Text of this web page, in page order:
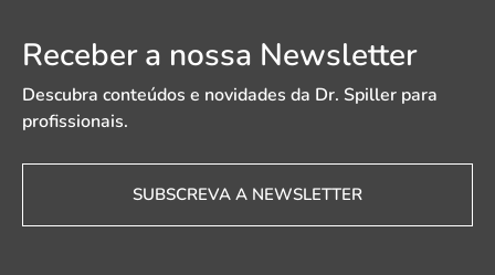
Receber a nossa Newsletter
Descubra conteúdos e novidades da Dr. Spiller para
profissionais.
SUBSCREVA A NEWSLETTER